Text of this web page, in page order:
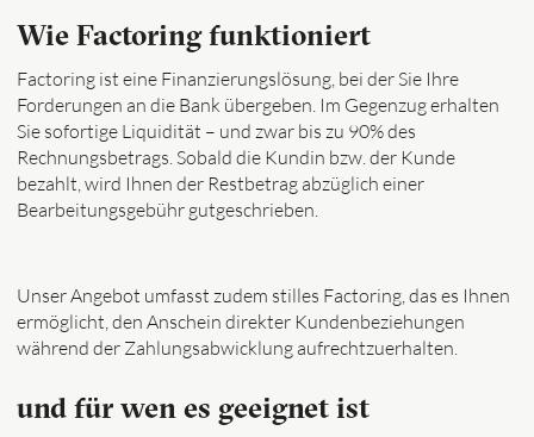
Wie Factoring funktioniert
Factoring ist eine Finanzierungslösung, bei der Sie Ihre
Forderungen an die Bank übergeben. Im Gegenzug erhalten
Sie sofortige Liquidität – und zwar bis zu 90% des
Rechnungsbetrags. Sobald die Kundin bzw. der Kunde
bezahlt, wird Ihnen der Restbetrag abzüglich einer
Bearbeitungsgebühr gutgeschrieben.
Unser Angebot umfasst zudem stilles Factoring, das es Ihnen
ermöglicht, den Anschein direkter Kundenbeziehungen
während der Zahlungsabwicklung aufrechtzuerhalten.
und für wen es geeignet ist